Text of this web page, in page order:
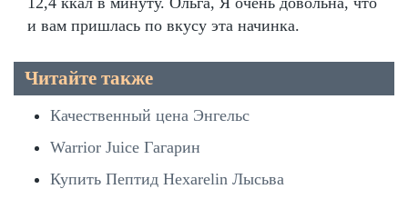
и вам пришлась по вкусу эта начинка.
Читайте также
Качественный цена Энгельс
Warrior Juice Гагарин
Купить Пептид Hexarelin Лысьва